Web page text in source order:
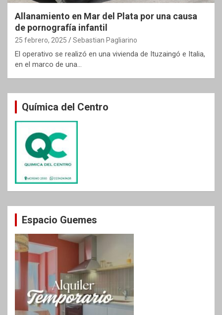
Allanamiento en Mar del Plata por una causa
de pornografía infantil
25 febrero, 2025 Sebastian Pagliarino
El operativo se realizó en una vivienda de Ituzaingó e Italia,
en el marco de una…
Química del Centro
Espacio Guemes